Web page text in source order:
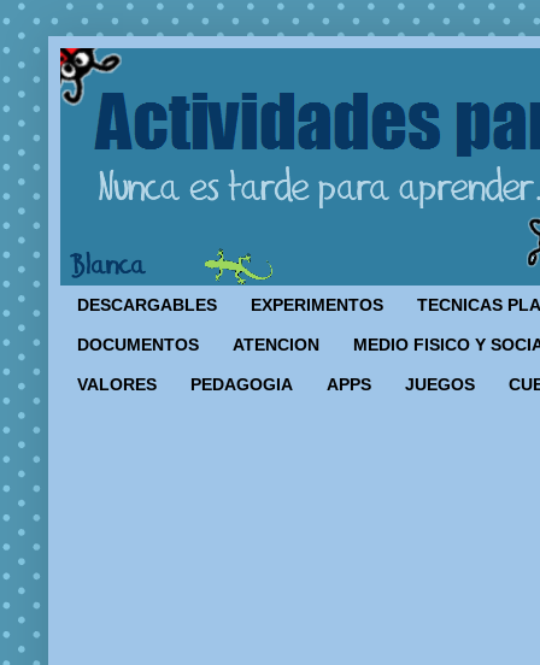
DESCARGABLES EXPERIMENTOS TECNICAS
DOCUMENTOS ATENCION MEDIO FISICO Y
VALORES PEDAGOGIA APPS JUEGOS